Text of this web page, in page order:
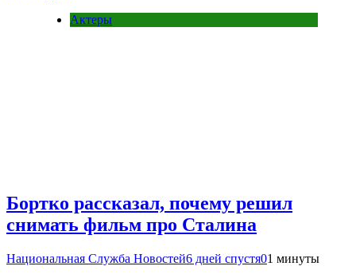
Актеры
Бортко рассказал, почему решил
снимать фильм про Сталина
Национальная Служба Новостей6 дней спустя01 минуты